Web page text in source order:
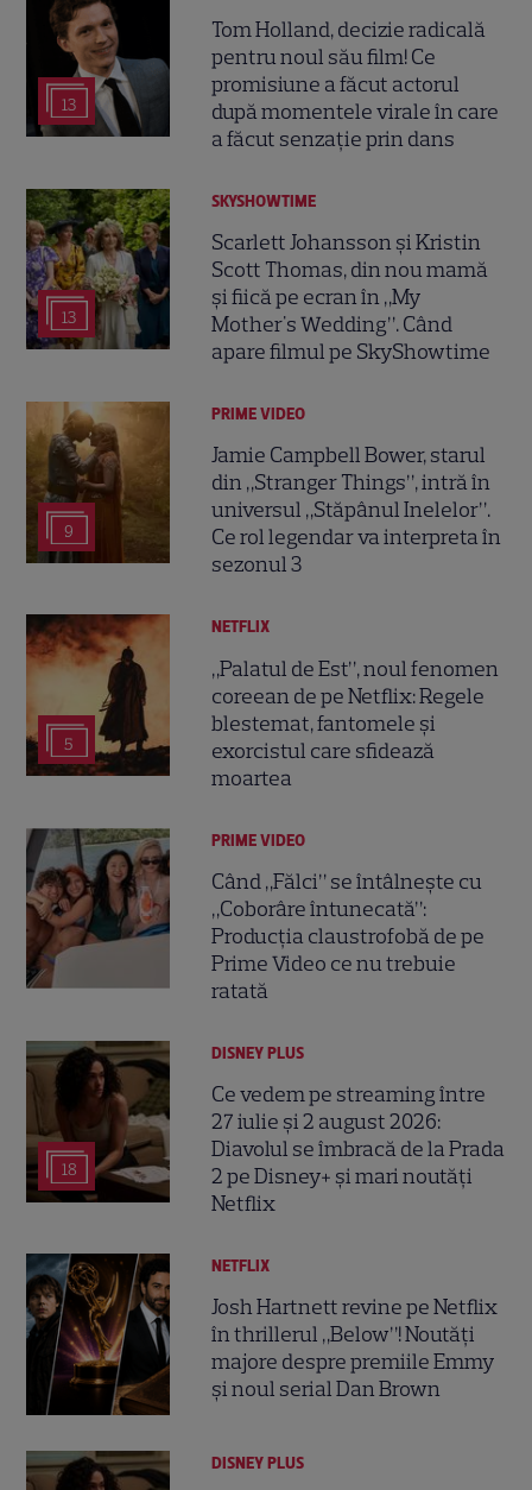
13
Tom Holland, decizie radicală
pentru noul său film! Ce
promisiune a făcut actorul
după momentele virale în care
a făcut senzație prin dans
13
SKYSHOWTIME
Scarlett Johansson și Kristin
Scott Thomas, din nou mamă
și fiică pe ecran în „My
Mother's Wedding”. Când
apare filmul pe SkyShowtime
9
PRIME VIDEO
Jamie Campbell Bower, starul
din „Stranger Things”, intră în
universul „Stăpânul Inelelor”.
Ce rol legendar va interpreta în
sezonul 3
5
NETFLIX
„Palatul de Est”, noul fenomen
coreean de pe Netflix: Regele
blestemat, fantomele și
exorcistul care sfidează
moartea
PRIME VIDEO
Când „Fălci” se întâlnește cu
„Coborâre întunecată”:
Producția claustrofobă de pe
Prime Video ce nu trebuie
ratată
18
DISNEY PLUS
Ce vedem pe streaming între
27 iulie și 2 august 2026:
Diavolul se îmbracă de la Prada
2 pe Disney+ și mari noutăți
Netflix
NETFLIX
Josh Hartnett revine pe Netflix
în thrillerul „Below”! Noutăți
majore despre premiile Emmy
și noul serial Dan Brown
DISNEY PLUS